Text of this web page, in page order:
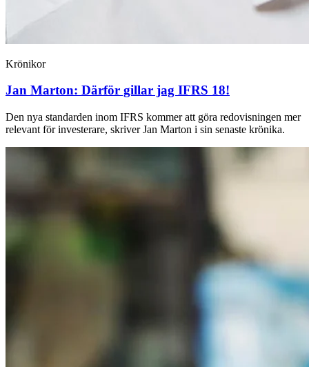
Krönikor
Jan Marton: Därför gillar jag IFRS 18!
Den nya standarden inom IFRS kommer att göra redovisningen mer
relevant för investerare, skriver Jan Marton i sin senaste krönika.